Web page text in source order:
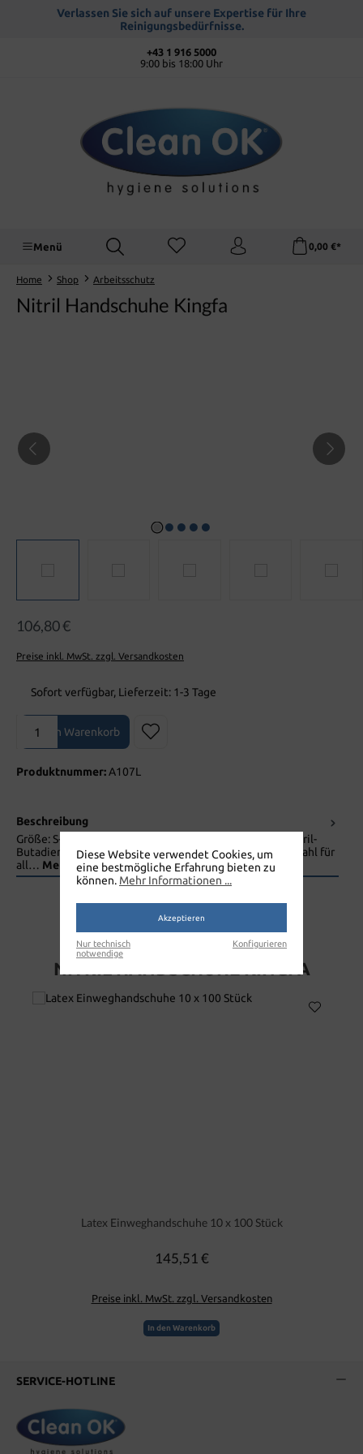
springenVerlassen Sie sich auf unsere Expertise für Ihre
Reinigungsbedürfnisse.
+43 1 916 5000
9:00 bis 18:00 Uhr
Menü 0,00 €*
Home Shop Arbeitsschutz
Nitril Handschuhe Kingfa
106,80 €
Preise inkl. MwSt. zzgl. Versandkosten
Sofort verfügbar, Lieferzeit: 1-3 Tage
Produkt Anzahl: Gib den gewünschten Wert ein oder benutze die
In den Warenkorb
Produktnummer:A107L
Beschreibung
Größe: S-M-L-XLDer KINGFA Nitrilhandschuh wird aus Nitril-
Butadiene-Kautschuk hergestellt und ist die perfekte Wahl für
all… Mehr
NITRIL HANDSCHUHE KINGFA
Latex Einweghandschuhe 10 x 100 Stück
Regulärer Preis:
145,51 €
Preise inkl. MwSt. zzgl. Versandkosten
In den Warenkorb
SERVICE-HOTLINE
Diese Website verwendet Cookies, um
eine bestmögliche Erfahrung bieten zu
können. Mehr Informationen ...
Akzeptieren
Nur technisch
notwendige
Konfigurieren